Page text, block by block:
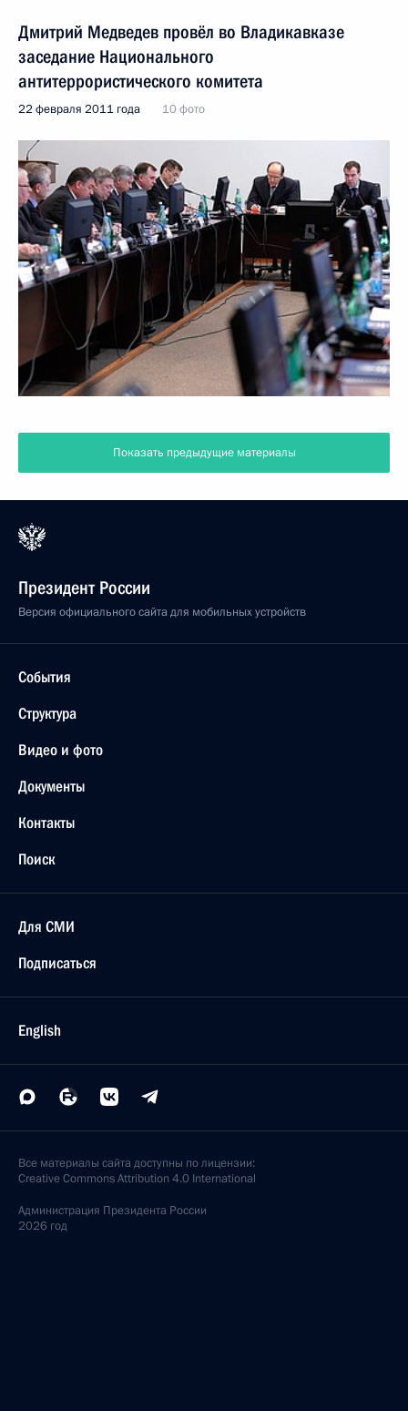
Дмитрий Медведев провёл во Владикавказе
заседание Национального
антитеррористического комитета
22 февраля 2011 года 10 фото
Показать предыдущие материалы
Президент России
Версия официального сайта для мобильных устройств
События
Структура
Видео и фото
Документы
Контакты
Поиск
Для СМИ
Подписаться
English
Все материалы сайта доступны по лицензии:
Creative Commons Attribution 4.0 International
Администрация Президента России
2026 год